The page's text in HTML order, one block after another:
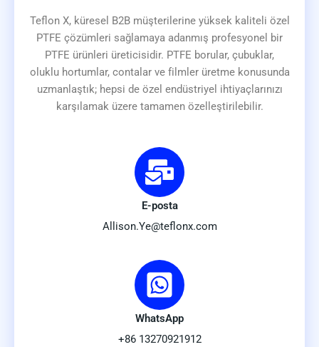
Teflon X, küresel B2B müşterilerine yüksek kaliteli özel
PTFE çözümleri sağlamaya adanmış profesyonel bir
PTFE ürünleri üreticisidir. PTFE borular, çubuklar,
oluklu hortumlar, contalar ve filmler üretme konusunda
uzmanlaştık; hepsi de özel endüstriyel ihtiyaçlarınızı
karşılamak üzere tamamen özelleştirilebilir.
E-posta
Allison.Ye@teflonx.com
WhatsApp
+86 13270921912